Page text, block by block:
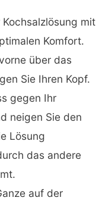
mit
Komfort.
über das
Sie Ihren Kopf.
gegen Ihr
neigen Sie den
Lösung
das andere
auf der